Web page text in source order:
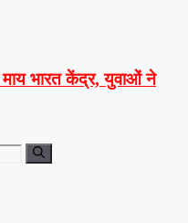
माय भारत केंद्र, युवाओं ने